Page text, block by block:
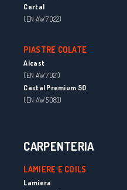
Certal
(EN AW 7022)
PIASTRE COLATE
Alcast
(EN AW 7021)
Castal Premium 50
(EN AW 5083)
CARPENTERIA
LAMIERE E COILS
Lamiera